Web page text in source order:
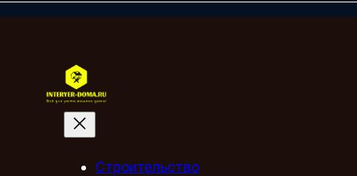
Строительство